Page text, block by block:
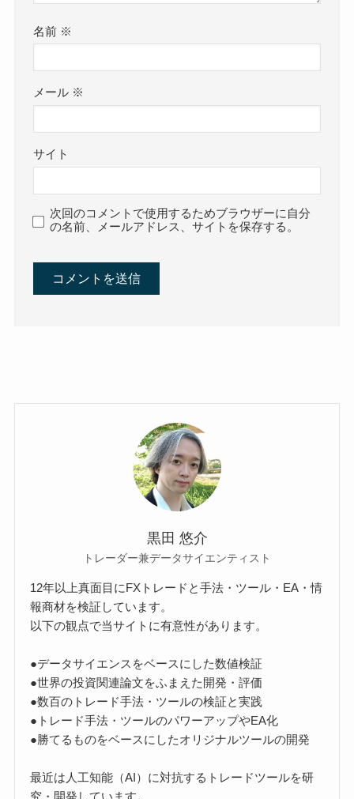
名前 ※
メール ※
サイト
次回のコメントで使用するためブラウザーに自分
の名前、メールアドレス、サイトを保存する。
黒田 悠介
トレーダー兼データサイエンティスト
12年以上真面目にFXトレードと手法・ツール・EA・情
報商材を検証しています。
以下の観点で当サイトに有意性があります。
●データサイエンスをベースにした数値検証
●世界の投資関連論文をふまえた開発・評価
●数百のトレード手法・ツールの検証と実践
●トレード手法・ツールのパワーアップやEA化
●勝てるものをベースにしたオリジナルツールの開発
最近は人工知能（AI）に対抗するトレードツールを研